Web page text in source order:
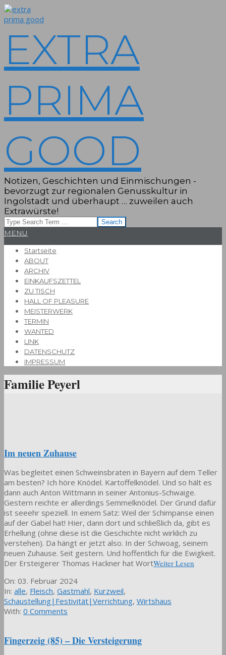
Skip
to
EXTRA
PRIMA
GOOD
Notizen, Geschichten und Einmischungen -
bevorzugt zur regionalen Genusskultur in
Ingolstadt und überhaupt … zuweilen auch
Extrawürste!
Search
Primary
Menu
MENU
Startseite
ABOUT
ARCHIV
EINKAUFSZETTEL
ZU TISCH
HALL OF PLEASURE
MEISTERWERK
TERMIN
WANTED
LINK
DATENSCHUTZ
IMPRESSUM
Familie Peyerl
Im neuen Zuhause
Was begleitet einen Schweinsbraten in Bayern auf dem Teller
am besten? Ich höre Knödel. Kartoffelknödel. Und so hält es
dann auch Anton Wittmann in seiner Antonius-Schwaige.
Gestern reichte er allerdings Semmelknödel. Der Grund dafür
ist seeehr speziell. In einem Satz: Weil der Schimpanse einen
auf der Gabel hat! Hier, dann dort und schließlich da, gibt es
Erhellung (ohne diese ist die Geschichte nicht wirklich zu
verstehen). Da hängt er jetzt also. In der Schwoag, seinem
neuen Zuhause. Seit gestern. Und hoffentlich für die Ewigkeit.
Der Ersteigerer Thomas Hackner hat WortWeiter Lesen
2024-
02-
03
On: 03. Februar 2024
In: alle, Fleisch, Gastmahl, Kurzweil,
Schaustellung|Festivität|Verrichtung, Wirtshaus
With: 0 Comments
Fingerzeig (85) – Die Versteigerung